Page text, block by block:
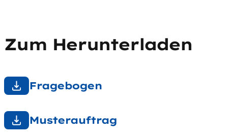
Zum Herunterladen
Fragebogen
Musterauftrag